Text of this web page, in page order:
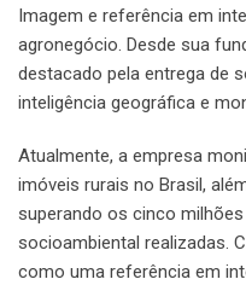
Imagem e referência em
agronegócio. Desde sua
destacado pela entrega de
inteligência geográfica e
Atualmente, a empresa
imóveis rurais no Brasil,
superando os cinco
socioambiental realizadas.
como uma referência em